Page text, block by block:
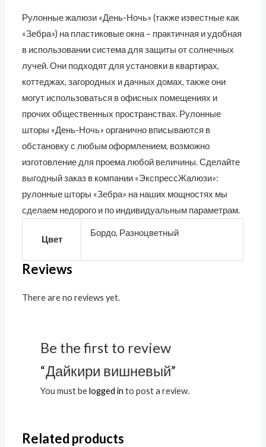
Рулонные жалюзи «День-Ночь» (также известные как
«Зебра») на пластиковые окна – практичная и удобная
в использовании система для защиты от солнечных
лучей. Они подходят для установки в квартирах,
коттеджах, загородных и дачных домах, также они
могут использоваться в офисных помещениях и
прочих общественных пространствах. Рулонные
шторы «День-Ночь» органично вписываются в
обстановку с любым оформлением, возможно
изготовление для проема любой величины. Сделайте
выгодный заказ в компании «ЭкспрессЖалюзи»:
рулонные шторы «Зебра» на наших мощностях мы
сделаем недорого и по индивидуальным параметрам.
Цвет
Бордо, Разноцветный
Reviews
There are no reviews yet.
Be the first to review
“Дайкири вишневый”
You must belogged in to post a review.
Related products